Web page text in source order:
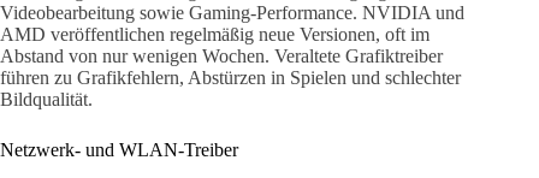
Videobearbeitung sowie Gaming-Performance. NVIDIA und
AMD veröffentlichen regelmäßig neue Versionen, oft im
Abstand von nur wenigen Wochen. Veraltete Grafiktreiber
führen zu Grafikfehlern, Abstürzen in Spielen und schlechter
Bildqualität.
Netzwerk- und WLAN-Treiber